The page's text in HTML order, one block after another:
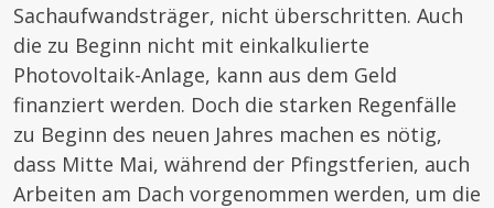
Sachaufwandsträger, nicht überschritten. Auch
die zu Beginn nicht mit einkalkulierte
Photovoltaik-Anlage, kann aus dem Geld
finanziert werden. Doch die starken Regenfälle
zu Beginn des neuen Jahres machen es nötig,
dass Mitte Mai, während der Pfingstferien, auch
Arbeiten am Dach vorgenommen werden, um die